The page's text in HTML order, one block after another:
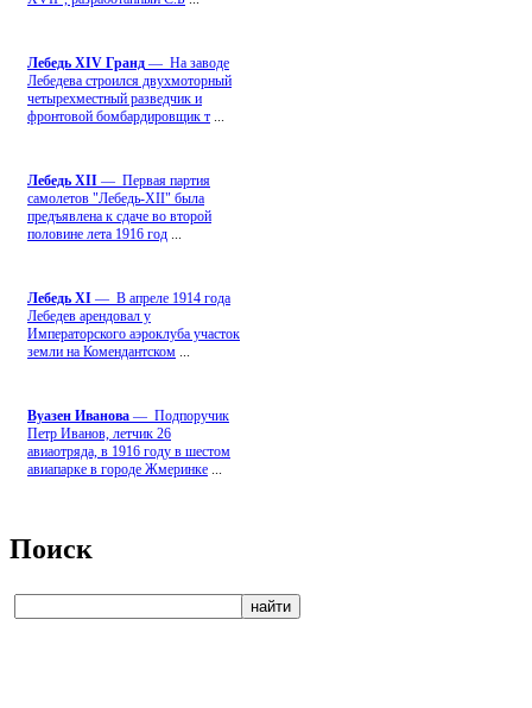
Лебедь ХIV Гранд — На заводе
Лебедева строился двухмоторный
четырехместный разведчик и
фронтовой бомбардировщик т
Лебедь ХII — Первая партия
самолетов "Лебедь-ХII" была
предъявлена к сдаче во второй
половине лета 1916 год
Лебедь ХI — В апреле 1914 года
Лебедев арендовал у
Императорского аэроклуба участок
земли на Комендантском
Вуазен Иванова — Подпоручик
Петр Иванов, летчик 26
авиаотряда, в 1916 году в шестом
авиапарке в городе Жмеринке
Поиск